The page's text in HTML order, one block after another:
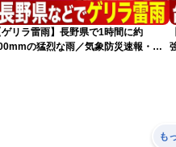
ゲリラ雷雨】長野県で1時間に約
の猛烈な雨／気象防災速報・記
も